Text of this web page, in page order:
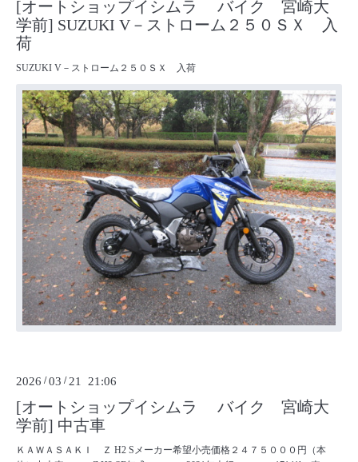
[オートショップイシムラ バイク 宮崎大
学前] SUZUKI V－ストローム２５０ＳＸ 入
荷
SUZUKI V－ストローム２５０ＳＸ 入荷
2026 /03 / 21 21:06
[オートショップイシムラ バイク 宮崎大
学前] 中古車
ＫＡＷＡＳＡＫＩ Ｚ H2 Sメーカー希望小売価格２４７５０００円（本